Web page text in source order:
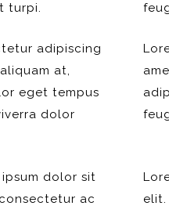
turpi.
adipiscing
at,
eget tempus
dolor
ipsum dolor sit
ac
elit.